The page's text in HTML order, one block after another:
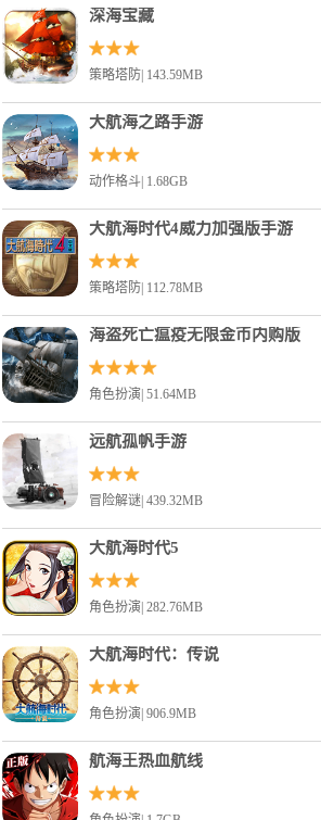
深海宝藏
策略塔防| 143.59MB
大航海之路手游
动作格斗| 1.68GB
大航海时代4威力加强版手游
策略塔防| 112.78MB
海盗死亡瘟疫无限金币内购版
角色扮演| 51.64MB
远航孤帆手游
冒险解谜| 439.32MB
大航海时代5
角色扮演| 282.76MB
大航海时代：传说
角色扮演| 906.9MB
航海王热血航线